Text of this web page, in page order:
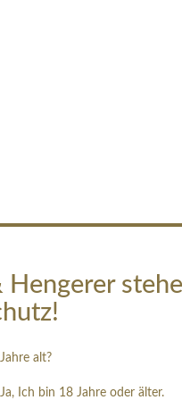
alt?
Ja, Ich bin 18 Jahre oder älter.